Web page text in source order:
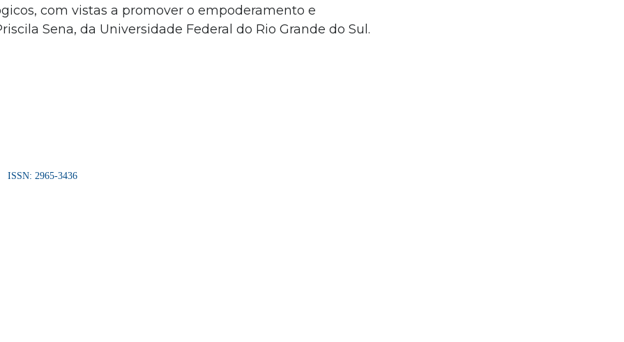
com vistas a promover o empoderamento e
Sena, da Universidade Federal do Rio Grande do Sul.
ISSN: 2965-3436